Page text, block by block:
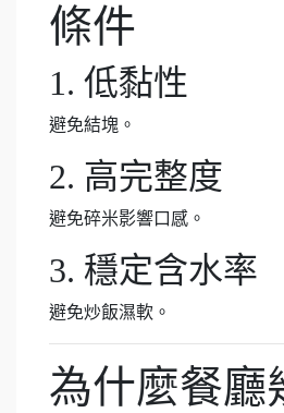
條件
1. 低黏性
避免結塊。
2. 高完整度
避免碎米影響口感。
3. 穩定含水率
避免炒飯濕軟。
為什麼餐廳